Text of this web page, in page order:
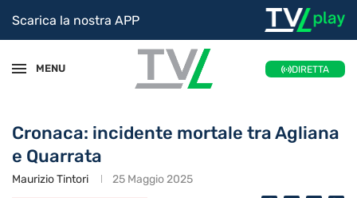
Scarica la nostra APP
MENU DIRETTA
Cronaca: incidente mortale tra Agliana
e Quarrata
Maurizio Tintori 25 Maggio 2025